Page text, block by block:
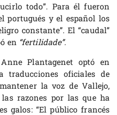
todo”. Para él fueron
portugués y el español los
constante”. El “caudal”
en “fertilidade”.
Plantagenet optó en
traducciones oficiales de
la voz de Vallejo,
razones por las que ha
galos: “El público francés